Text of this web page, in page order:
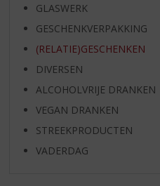
GLASWERK
GESCHENKVERPAKKING
(RELATIE)GESCHENKEN
DIVERSEN
ALCOHOLVRIJE DRANKEN
VEGAN DRANKEN
STREEKPRODUCTEN
VADERDAG